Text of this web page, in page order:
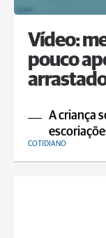
Vídeo:
pouco
A criança
COTIDIANO